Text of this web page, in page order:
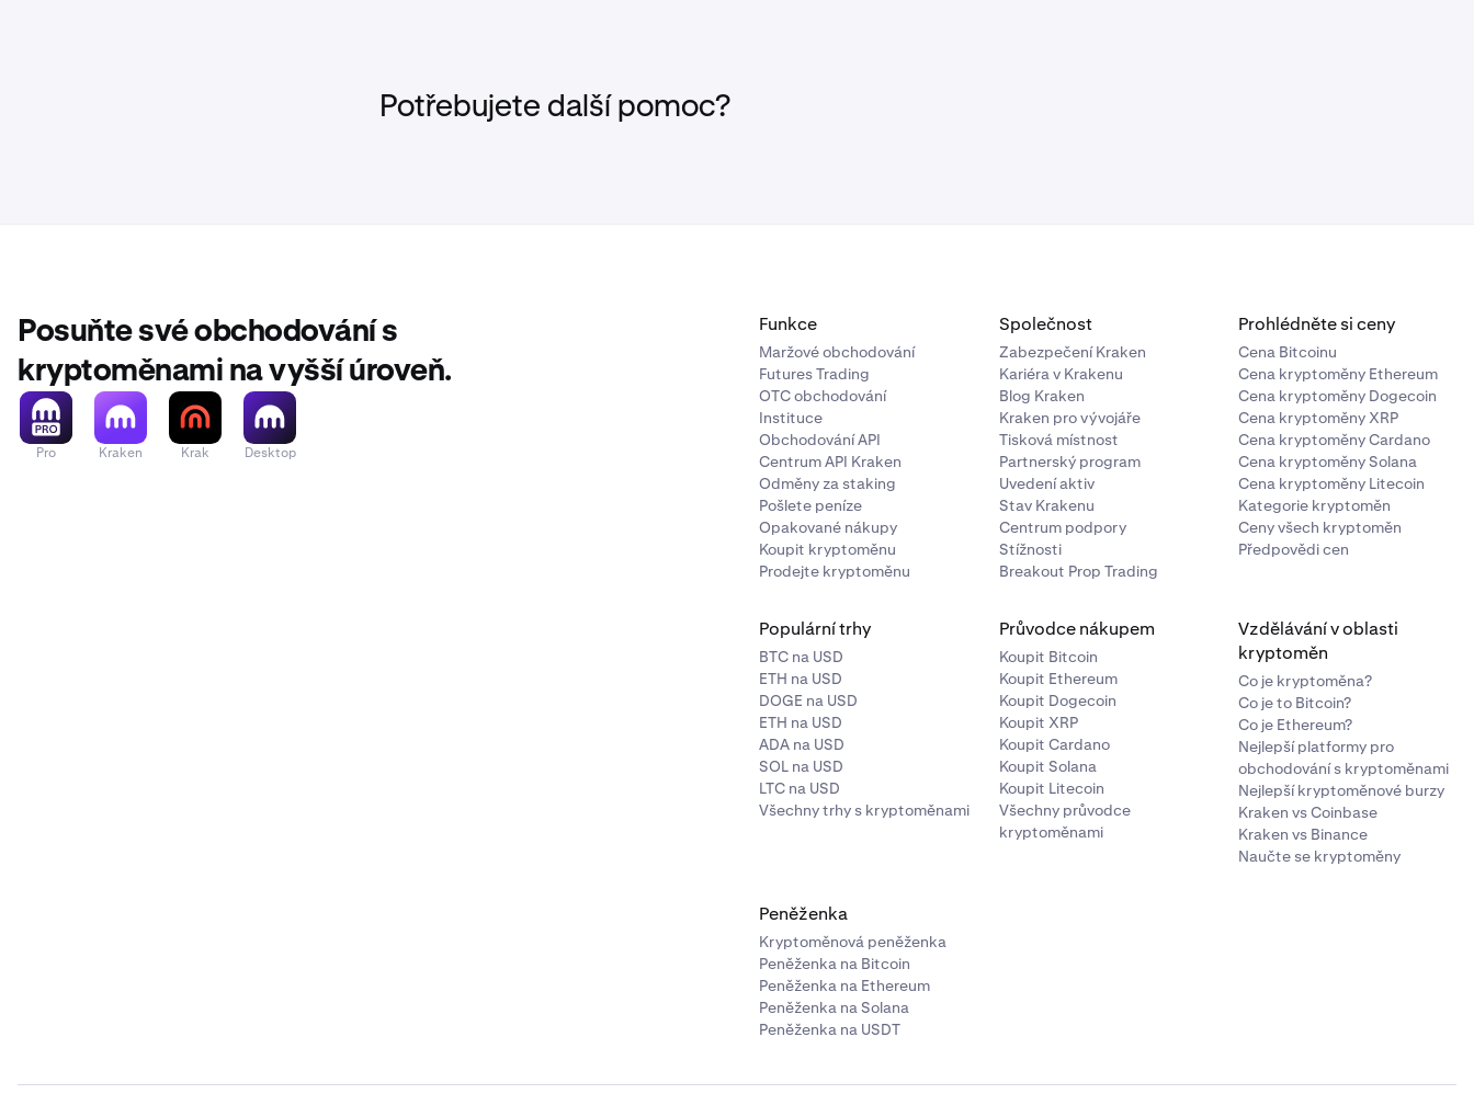
Potřebujete další pomoc?
Posuňte své obchodování s
kryptoměnami na vyšší úroveň.
Pro Kraken Krak Desktop
Funkce
Maržové obchodování
Futures Trading
OTC obchodování
Instituce
Obchodování API
Centrum API Kraken
Odměny za staking
Pošlete peníze
Opakované nákupy
Koupit kryptoměnu
Prodejte kryptoměnu
Společnost
Zabezpečení Kraken
Kariéra v Krakenu
Blog Kraken
Kraken pro vývojáře
Tisková místnost
Partnerský program
Uvedení aktiv
Stav Krakenu
Centrum podpory
Stížnosti
Breakout Prop Trading
Prohlédněte si ceny
Cena Bitcoinu
Cena kryptoměny Ethereum
Cena kryptoměny Dogecoin
Cena kryptoměny XRP
Cena kryptoměny Cardano
Cena kryptoměny Solana
Cena kryptoměny Litecoin
Kategorie kryptoměn
Ceny všech kryptoměn
Předpovědi cen
Populární trhy
BTC na USD
ETH na USD
DOGE na USD
ETH na USD
ADA na USD
SOL na USD
LTC na USD
Všechny trhy s kryptoměnami
Průvodce nákupem
Koupit Bitcoin
Koupit Ethereum
Koupit Dogecoin
Koupit XRP
Koupit Cardano
Koupit Solana
Koupit Litecoin
Všechny průvodce
kryptoměnami
Vzdělávání v oblasti
kryptoměn
Co je kryptoměna?
Co je to Bitcoin?
Co je Ethereum?
Nejlepší platformy pro
obchodování s kryptoměnami
Nejlepší kryptoměnové burzy
Kraken vs Coinbase
Kraken vs Binance
Naučte se kryptoměny
Peněženka
Kryptoměnová peněženka
Peněženka na Bitcoin
Peněženka na Ethereum
Peněženka na Solana
Peněženka na USDT